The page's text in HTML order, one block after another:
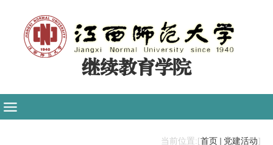
继续教育学院
当前位置:[首页 党建活动]